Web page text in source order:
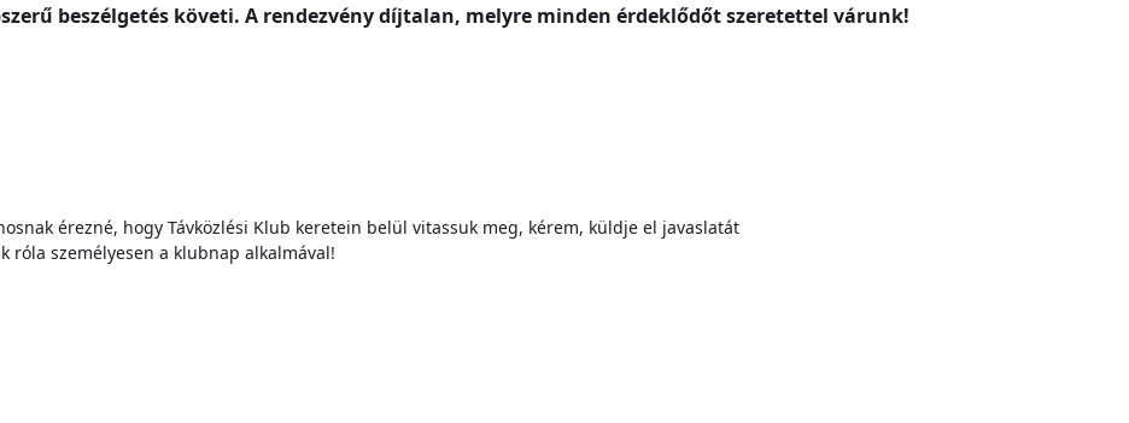
beszélgetés követi. A rendezvény díjtalan, melyre minden érdeklődőt szeretettel várunk!
érezné, hogy Távközlési Klub keretein belül vitassuk meg, kérem, küldje el javaslatát
róla személyesen a klubnap alkalmával!